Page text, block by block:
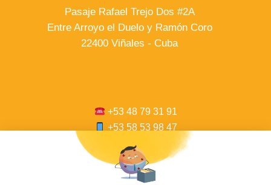
Pasaje Rafael Trejo Dos #2A
Entre Arroyo el Duelo y Ramón Coro
22400 Viñales - Cuba
+53 48 79 31 91
+53 58 53 98 47